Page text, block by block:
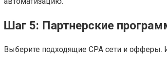
Шаг 5: Партнерские
Выберите подходящие CPA сети и офферы.